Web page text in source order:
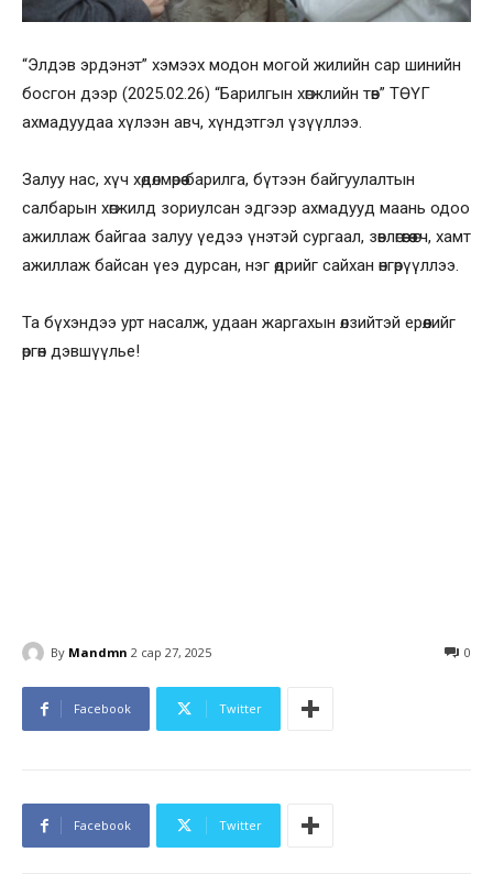
“Элдэв эрдэнэт” хэмээх модон могой жилийн сар шинийн
босгон дээр (2025.02.26) “Барилгын хөгжлийн төв” ТӨҮГ
ахмадуудаа хүлээн авч, хүндэтгэл үзүүллээ.
Залуу нас, хүч хөдөлмөрөө барилга, бүтээн байгуулалтын
салбарын хөгжилд зориулсан эдгээр ахмадууд маань одоо
ажиллаж байгаа залуу үедээ үнэтэй сургаал, зөвлөгөөгөө өгч, хамт
ажиллаж байсан үеэ дурсан, нэг өдрийг сайхан өнгөрүүллээ.
Та бүхэндээ урт насалж, удаан жаргахын өлзийтэй ерөөлийг
өргөн дэвшүүлье!
By Mandmn 2 сар 27, 2025 0
Facebook Twitter
Facebook Twitter